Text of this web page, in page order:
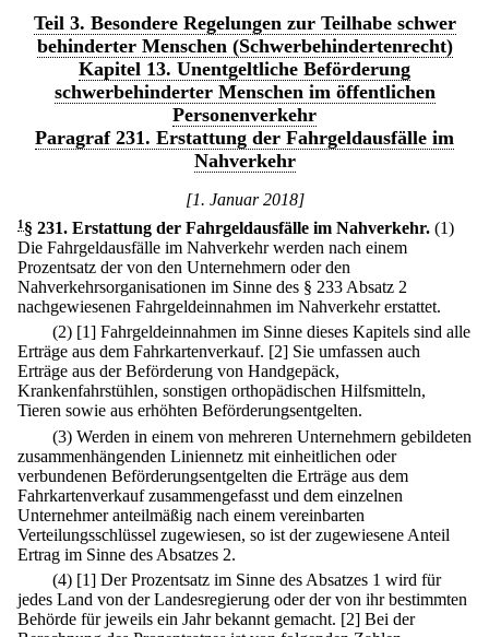
Teil 3. Besondere Regelungen zur Teilhabe schwer
behinderter Menschen (Schwerbehindertenrecht)
Kapitel 13. Unentgeltliche Beförderung
schwerbehinderter Menschen im öffentlichen
Personenverkehr
Paragraf 231. Erstattung der Fahrgeldausfälle im
Nahverkehr
[1. Januar 2018]
1 § 231. Erstattung der Fahrgeldausfälle im Nahverkehr. (1)
Die Fahrgeldausfälle im Nahverkehr werden nach einem
Prozentsatz der von den Unternehmern oder den
Nahverkehrsorganisationen im Sinne des § 233 Absatz 2
nachgewiesenen Fahrgeldeinnahmen im Nahverkehr erstattet.
(2) [1] Fahrgeldeinnahmen im Sinne dieses Kapitels sind alle
Erträge aus dem Fahrkartenverkauf. [2] Sie umfassen auch
Erträge aus der Beförderung von Handgepäck,
Krankenfahrstühlen, sonstigen orthopädischen Hilfsmitteln,
Tieren sowie aus erhöhten Beförderungsentgelten.
(3) Werden in einem von mehreren Unternehmern gebildeten
zusammenhängenden Liniennetz mit einheitlichen oder
verbundenen Beförderungsentgelten die Erträge aus dem
Fahrkartenverkauf zusammengefasst und dem einzelnen
Unternehmer anteilmäßig nach einem vereinbarten
Verteilungsschlüssel zugewiesen, so ist der zugewiesene Anteil
Ertrag im Sinne des Absatzes 2.
(4) [1] Der Prozentsatz im Sinne des Absatzes 1 wird für
jedes Land von der Landesregierung oder der von ihr bestimmten
Behörde für jeweils ein Jahr bekannt gemacht. [2] Bei der